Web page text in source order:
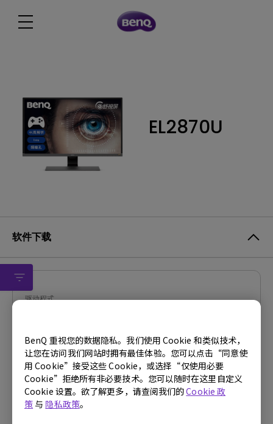
BenQ 重视您的数据隐私。我们使用 Cookie 和类似技术，
让您在访问我们网站时拥有最佳体验。您可以点击“同意使
用 Cookie”接受这些 Cookie，或选择“仅使用必要
Cookie”拒绝所有非必要技术。您可以随时在这里自定义
Cookie 设置。欲了解更多，请查阅我们的Cookie 政
策 与 隐私政策。
EL2870U
软件下载
驱动程式
操作系统:Windows10|Windows7|Windows8
OS Version:
版本:MP
更新: 2017/12/15
档案大小:9.04 KB